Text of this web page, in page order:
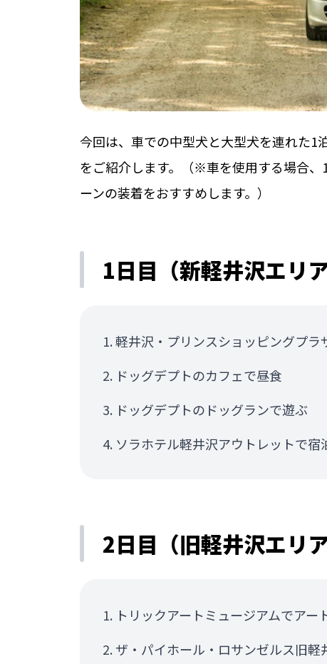
今回は、車での中型犬と大型犬を連れた1
をご紹介します。（※車を使用する場合
ーンの装着をおすすめします。）
1日目（新軽井沢エリア
軽井沢・プリンスショッピングプラ
ドッグデプトのカフェで昼食
ドッグデプトのドッグランで遊ぶ
ソラホテル軽井沢アウトレットで宿
2日目（旧軽井沢エリア
トリックアートミュージアムでアー
ザ・パイホール・ロサンゼルス旧軽